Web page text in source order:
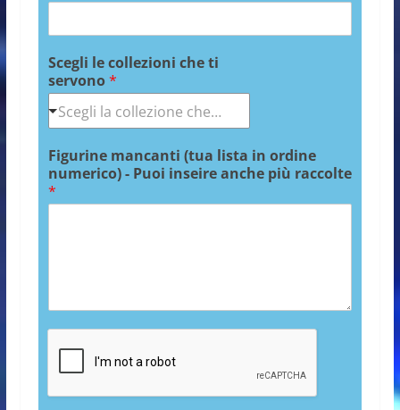
Scegli le collezioni che ti
servono*
Figurine mancanti (tua lista in ordine
numerico) - Puoi inseire anche più raccolte
*